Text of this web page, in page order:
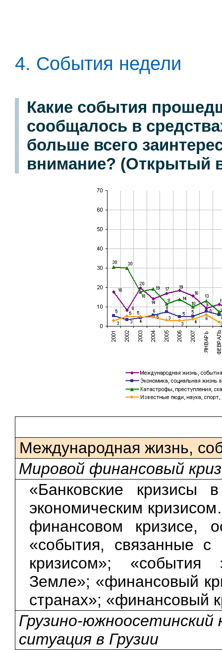
4. События недели
Какие события
сообщалось в
больше всего
внимание? (Открытый
Международная жизнь,
Мировой финансовый
«Банковские кризисы
экономическим
финансовом кризисе,
«события, связанные
кризисом»; «события
Земле»; «финансовый
странах»; «финансовый
Грузино-
ситуация в Грузии